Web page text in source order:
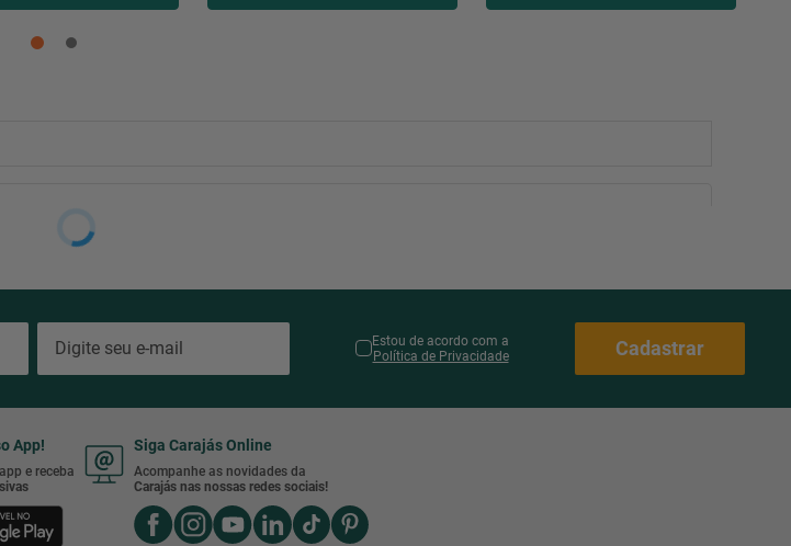
Estou de acordo com a
Política de Privacidade
Cadastrar
App!
e receba
Siga Carajás Online
Acompanhe as novidades da
Carajás nas nossas redes sociais!